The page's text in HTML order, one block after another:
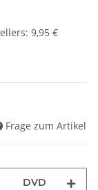
: 9,95 €
Frage zum Artikel
DVD